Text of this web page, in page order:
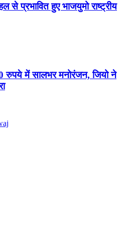
प्रभावित हुए भाजयुमो राष्ट्रीय
रुपये में सालभर मनोरंजन, जियो ने